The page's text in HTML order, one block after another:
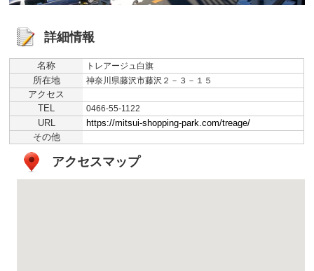
詳細情報
名称 トレアージュ白旗
所在地 神奈川県藤沢市藤沢２－３－１５
アクセス
TEL
0466-55-1122
URL
https://mitsui-shopping-park.com/treage/
その他
アクセスマップ